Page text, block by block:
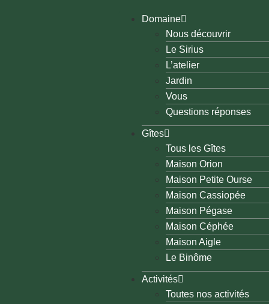
Domaine
Nous découvrir
Le Sirius
L’atelier
Jardin
Vous
Questions réponses
Gîtes
Tous les Gîtes
Maison Orion
Maison Petite Ourse
Maison Cassiopée
Maison Pégase
Maison Céphée
Maison Aigle
Le Binôme
Activités
Toutes nos activités